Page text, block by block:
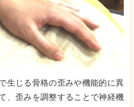
生じる骨格の歪みや機能的に異
、歪みを調整することで神経機